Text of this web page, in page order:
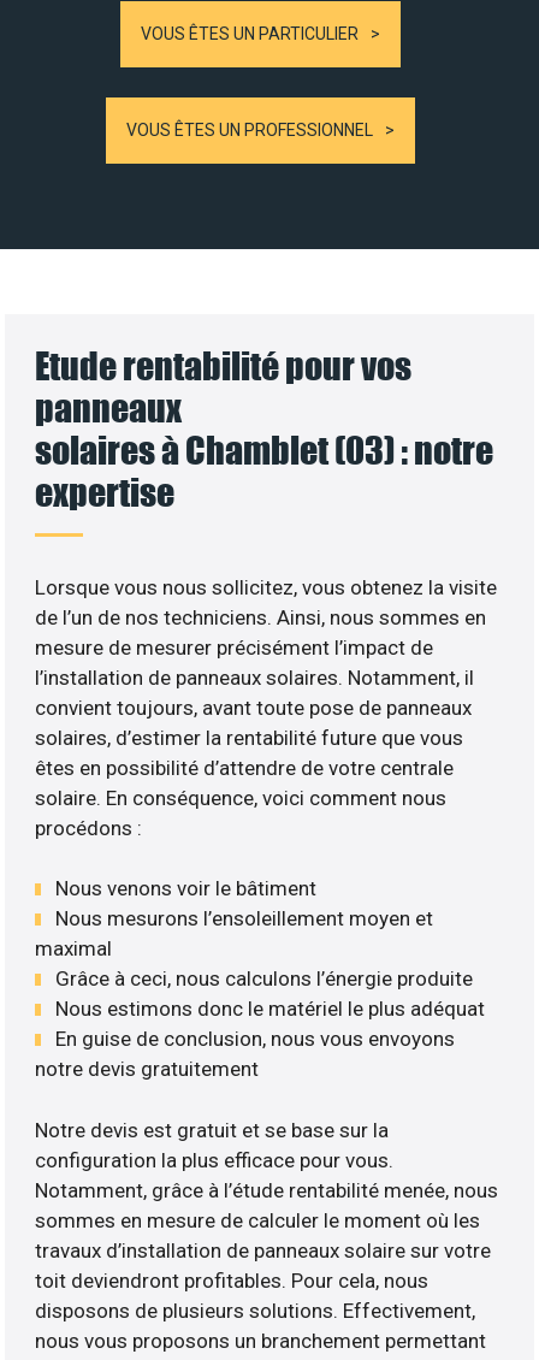
VOUS ÊTES UN PARTICULIER
VOUS ÊTES UN PROFESSIONNEL
Etude rentabilité pour vos
panneaux
solaires à Chamblet (03) : notre
expertise
Lorsque vous nous sollicitez, vous obtenez la visite
de l’un de nos techniciens. Ainsi, nous sommes en
mesure de mesurer précisément l’impact de
l’installation de panneaux solaires. Notamment, il
convient toujours, avant toute pose de panneaux
solaires, d’estimer la rentabilité future que vous
êtes en possibilité d’attendre de votre centrale
solaire. En conséquence, voici comment nous
procédons :
Nous venons voir le bâtiment
Nous mesurons l’ensoleillement moyen et
maximal
Grâce à ceci, nous calculons l’énergie produite
Nous estimons donc le matériel le plus adéquat
En guise de conclusion, nous vous envoyons
notre devis gratuitement
Notre devis est gratuit et se base sur la
configuration la plus efficace pour vous.
Notamment, grâce à l’étude rentabilité menée, nous
sommes en mesure de calculer le moment où les
travaux d’installation de panneaux solaire sur votre
toit deviendront profitables. Pour cela, nous
disposons de plusieurs solutions. Effectivement,
nous vous proposons un branchement permettant